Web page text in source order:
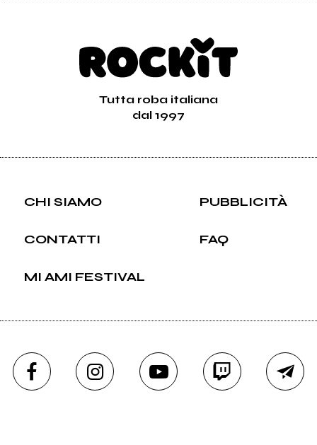
Tutta roba italiana
dal 1997
CHI SIAMO PUBBLICITÀ
CONTATTI FAQ
MI AMI FESTIVAL